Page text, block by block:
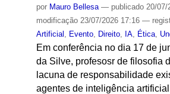
por Mauro Bellesa — publicado20/07/
modificação23/07/2026 17:16 —
Artificial
Evento, Direito, IA, Ética,
Em conferência no dia 17 de
da Silve, profesosr de filosofia
lacuna de responsabilidade
agentes de inteligência